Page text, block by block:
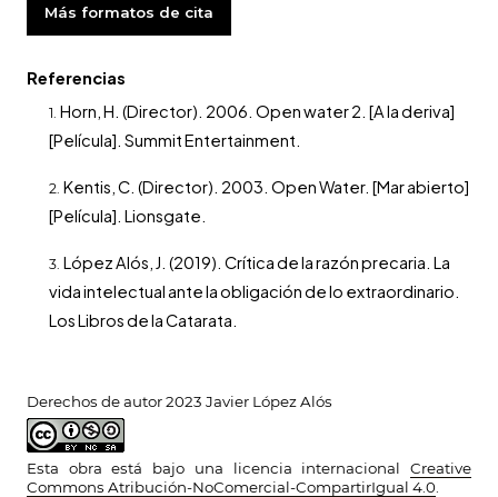
Derechos de autor 2023 Javier López Alós
Esta obra está bajo una licencia internacional Creative
Commons Atribución-NoComercial-CompartirIgual 4.0
Más formatos de cita
Referencias
Horn, H. (Director). 2006. Open water 2. [A la deriva]
[Película]. Summit Entertainment.
Kentis, C. (Director). 2003. Open Water. [Mar abierto]
[Película]. Lionsgate.
López Alós, J. (2019). Crítica de la razón precaria. La
vida intelectual ante la obligación de lo extraordinario.
Los Libros de la Catarata.